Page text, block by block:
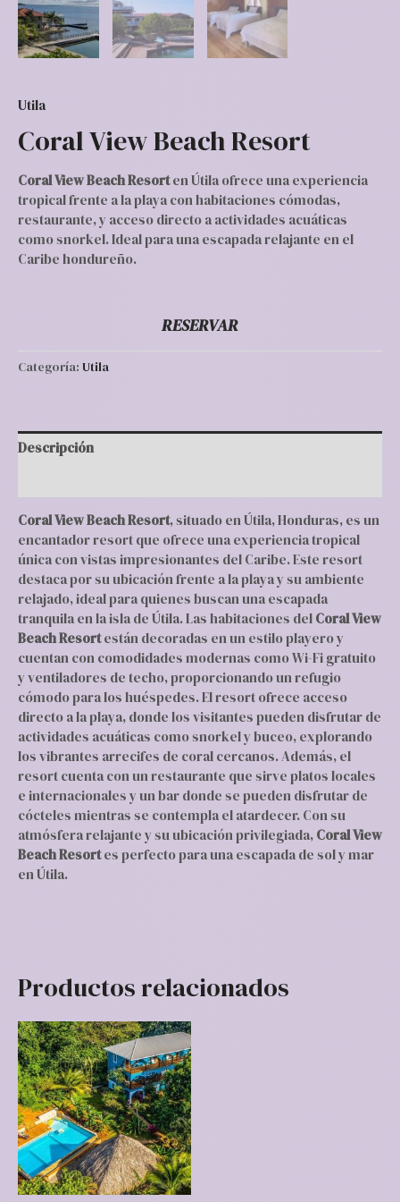
Utila
Coral View Beach Resort
Coral View Beach Resorten Útila ofrece una experiencia
tropical frente a la playa con habitaciones cómodas,
restaurante, y acceso directo a actividades acuáticas
como snorkel. Ideal para una escapada relajante en el
Caribe hondureño.
RESERVAR
Categoría: Utila
Descripción
Coral View Beach Resort, situado en Útila, Honduras, es un
encantador resort que ofrece una experiencia tropical
única con vistas impresionantes del Caribe. Este resort
destaca por su ubicación frente a la playa y su ambiente
relajado, ideal para quienes buscan una escapada
tranquila en la isla de Útila. Las habitaciones delCoral View
Beach Resortestán decoradas en un estilo playero y
cuentan con comodidades modernas como Wi-Fi gratuito
y ventiladores de techo, proporcionando un refugio
cómodo para los huéspedes. El resort ofrece acceso
directo a la playa, donde los visitantes pueden disfrutar de
actividades acuáticas como snorkel y buceo, explorando
los vibrantes arrecifes de coral cercanos. Además, el
resort cuenta con un restaurante que sirve platos locales
e internacionales y un bar donde se pueden disfrutar de
cócteles mientras se contempla el atardecer. Con su
atmósfera relajante y su ubicación privilegiada,Coral View
Beach Resortes perfecto para una escapada de sol y mar
en Útila.
Productos relacionados